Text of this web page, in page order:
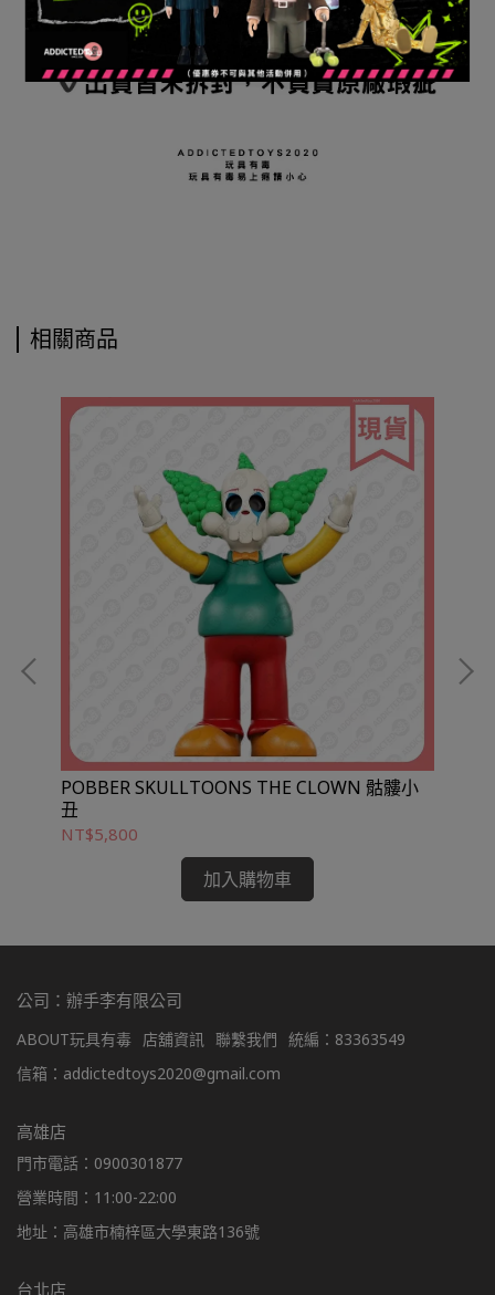
相關商品
POBBER SKULLTOONS THE CLOWN 骷髏小
丑
NT$5,800
加入購物車
公司：辦手李有限公司
ABOUT玩具有毒 店舖資訊 聯繫我們 統編：83363549
信箱：addictedtoys2020@gmail.com
高雄店
門市電話：0900301877
營業時間：11:00-22:00
地址：高雄市楠梓區大學東路136號
台北店